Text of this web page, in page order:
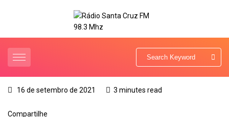
16 de setembro de 2021 3 minutes read
Compartilhe